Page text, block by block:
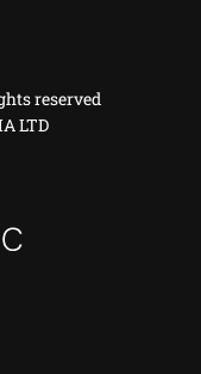
reserved
LTD